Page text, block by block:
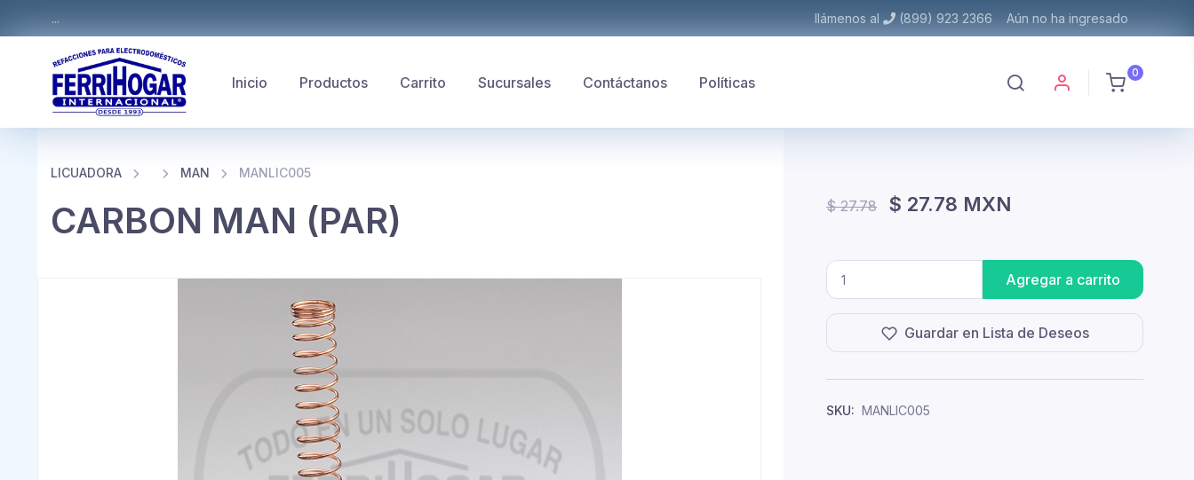
... llámenos al (899) 923 2366 Aún no ha ingresado
0
Inicio Productos Carrito Sucursales Contáctanos Políticas
LICUADORA MAN MANLIC005
CARBON MAN (PAR) $ 27.78 $ 27.78 MXN
Agregar a carrito
Guardar en Lista de Deseos
SKU: MANLIC005